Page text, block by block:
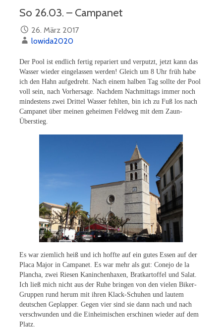
So 26.03. – Campanet
26. März 2017
lowida2020
Der Pool ist endlich fertig repariert und verputzt, jetzt kann das
Wasser wieder eingelassen werden! Gleich um 8 Uhr früh habe
ich den Hahn aufgedreht. Nach einem halben Tag sollte der Pool
voll sein, nach Vorhersage. Nachdem Nachmittags immer noch
mindestens zwei Drittel Wasser fehlten, bin ich zu Fuß los nach
Campanet über meinen geheimen Feldweg mit dem Zaun-
Überstieg.
Es war ziemlich heiß und ich hoffte auf ein gutes Essen auf der
Placa Major in Campanet. Es war mehr als gut: Conejo de la
Plancha, zwei Riesen Kaninchenhaxen, Bratkartoffel und Salat.
Ich ließ mich nicht aus der Ruhe bringen von den vielen Biker-
Gruppen rund herum mit ihren Klack-Schuhen und lautem
deutschen Geplapper. Gegen vier sind sie dann nach und nach
verschwunden und die Einheimischen erschinen wieder auf dem
Platz.